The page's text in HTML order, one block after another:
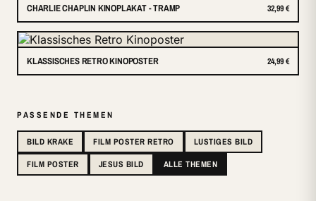
CHARLIE CHAPLIN KINOPLAKAT - TRAMP 32,99 €
KLASSISCHES RETRO KINOPOSTER 24,99 €
PASSENDE THEMEN
BILD KRAKE FILM POSTER RETRO
LUSTIGES BILD
FILM POSTER
JESUS BILD ALLE THEMEN